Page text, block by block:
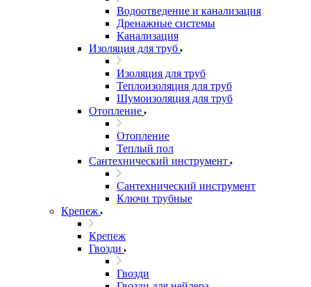
Водоотведение и канализация
Дренажные системы
Канализация
Изоляция для труб
Изоляция для труб
Теплоизоляция для труб
Шумоизоляция для труб
Отопление
Отопление
Теплый пол
Сантехнический инструмент
Сантехнический инструмент
Ключи трубные
Крепеж
Крепеж
Гвозди
Гвозди